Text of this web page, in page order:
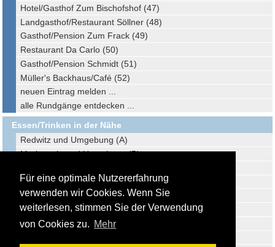
Für eine optimale Nutzererfahrung
verwenden wir Cookies. Wenn Sie
weiterlesen, stimmen Sie der Verwendung
von Cookies zu. Mehr
Hotel/Gasthof Zum Bischofshof (47)
Landgasthof/Restaurant Söllner (48)
Gasthof/Pension Zum Frack (49)
Restaurant Da Carlo (50)
Gasthof/Pension Schmidt (51)
Müller's Backhaus/Café (52)
neuen Eintrag melden ...
alle Rundgänge entdecken ...
Essen/Trinken in der Nähe
Redwitz und Umgebung (A)
Marktzeuln und Umgebung (B)
Kulmbach und Umgebung (D)
Lichtenfels und Umgebung (E)
Steinach und Umgebung (F)
Coburg und Umgebung (G)